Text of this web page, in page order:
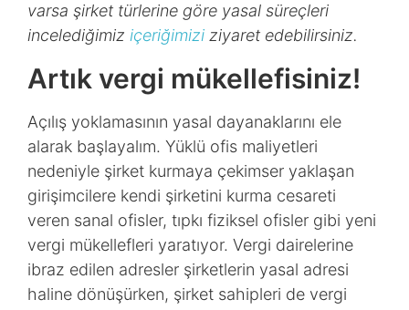
varsa şirket türlerine göre yasal süreçleri
incelediğimiz içeriğimizi ziyaret edebilirsiniz.
Artık vergi mükellefisiniz!
Açılış yoklamasının yasal dayanaklarını ele
alarak başlayalım. Yüklü ofis maliyetleri
nedeniyle şirket kurmaya çekimser yaklaşan
girişimcilere kendi şirketini kurma cesareti
veren sanal ofisler, tıpkı fiziksel ofisler gibi yeni
vergi mükellefleri yaratıyor. Vergi dairelerine
ibraz edilen adresler şirketlerin yasal adresi
haline dönüşürken, şirket sahipleri de vergi